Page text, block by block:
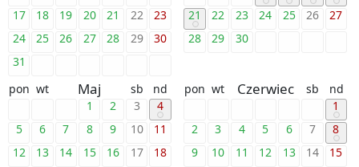
17
18 19 20 21 22
23
24
25 26 27 28 29
30
31
21
22 23 24 25 26
27
28
29 30
pon wt Maj sb
nd
1
2 3
4
5
6 7 8 9 10
11
12
13 14 15 16 17
18
pon wt Czerwiec sb
nd
1
2
3 4 5 6 7
8
9
10 11 12 13 14
15